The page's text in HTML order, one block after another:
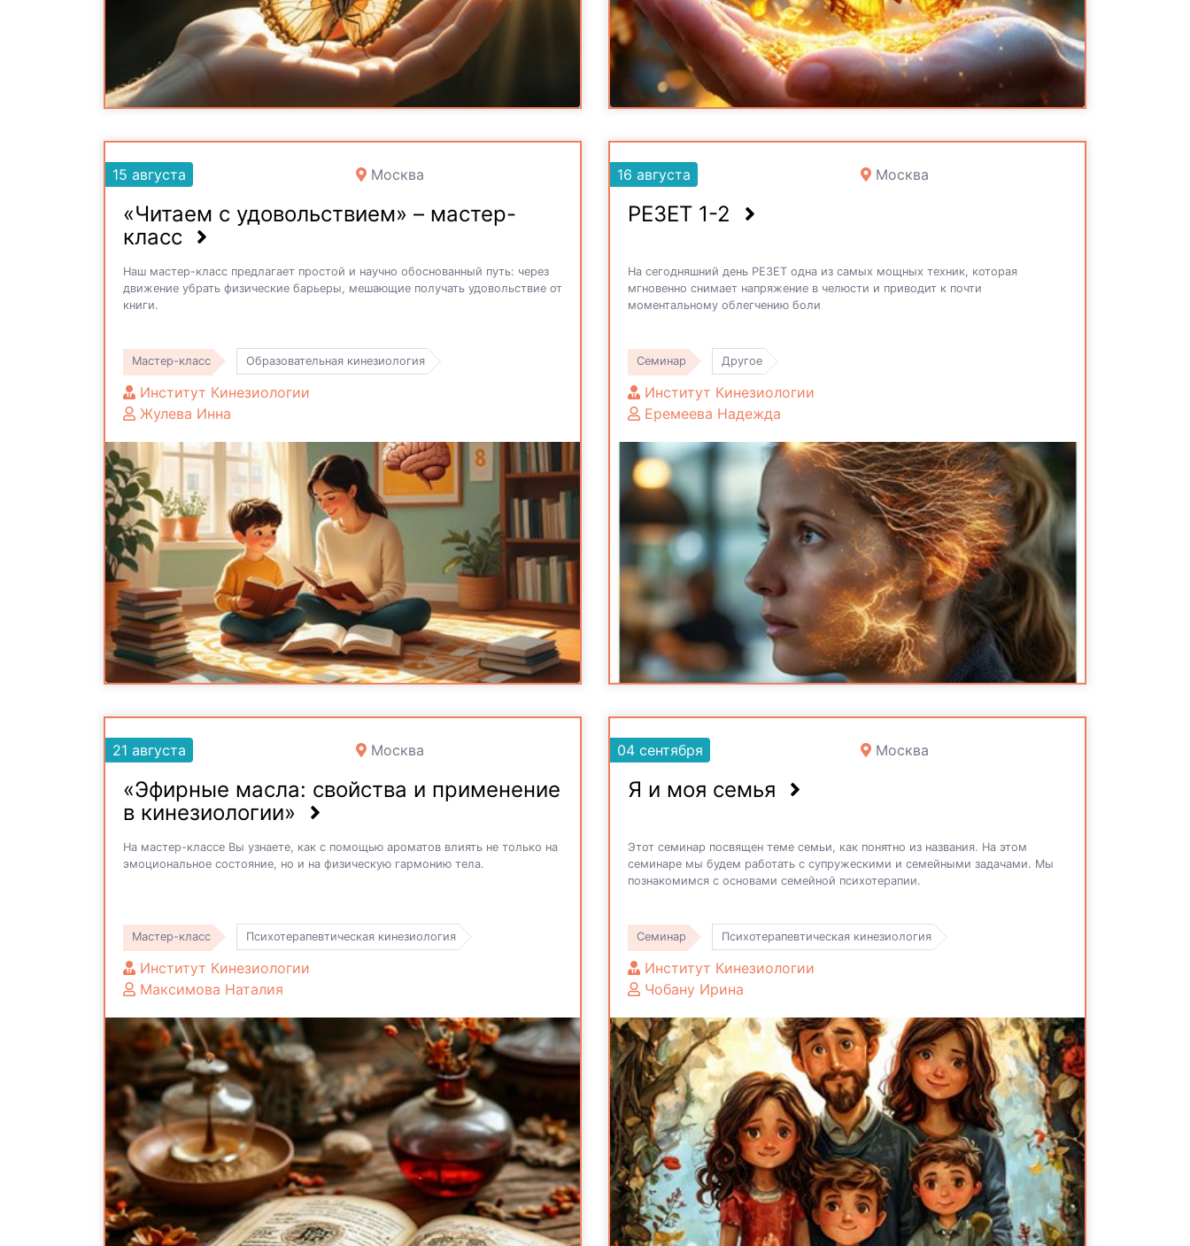
15 августа Москва
«Читаем с удовольствием» – мастер-
класс
Наш мастер-класс предлагает простой и научно обоснованный путь: через
движение убрать физические барьеры, мешающие получать удовольствие от
книги.
Мастер-класс Образовательная кинезиология
Институт Кинезиологии
Жулева Инна
16 августа Москва
РЕЗЕТ 1-2
На сегодняшний день РЕЗЕТ одна из самых мощных техник, которая
мгновенно снимает напряжение в челюсти и приводит к почти
моментальному облегчению боли
Семинар Другое
Институт Кинезиологии
Еремеева Надежда
21 августа Москва
«Эфирные масла: свойства и применение
в кинезиологии»
На мастер-классе Вы узнаете, как с помощью ароматов влиять не только на
эмоциональное состояние, но и на физическую гармонию тела.
Мастер-класс Психотерапевтическая кинезиология
Институт Кинезиологии
Максимова Наталия
04 сентября Москва
Я и моя семья
Этот семинар посвящен теме семьи, как понятно из названия. На этом
семинаре мы будем работать с супружескими и семейными задачами. Мы
познакомимся с основами семейной психотерапии.
Семинар Психотерапевтическая кинезиология
Институт Кинезиологии
Чобану Ирина